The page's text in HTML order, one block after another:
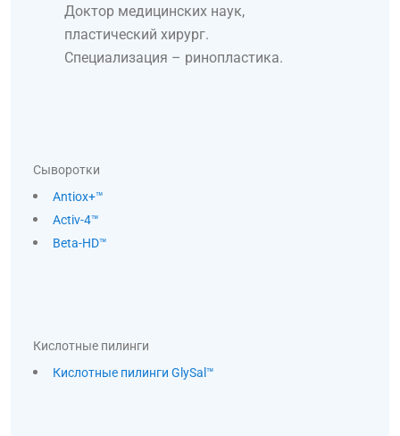
Доктор медицинских наук,
пластический хирург.
Специализация – ринопластика.
Сыворотки
Antiox+™
Activ-4™
Beta-HD™
Кислотные пилинги
Кислотные пилинги GlySal™